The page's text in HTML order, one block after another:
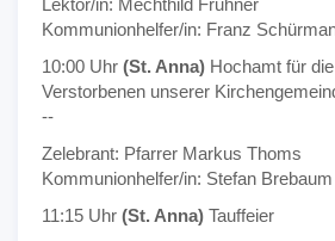
Kommunionhelfer/in: Franz
10:00 Uhr (St. Anna) Hochamt für
Verstorbenen unserer
--
Zelebrant: Pfarrer Markus Thoms
Kommunionhelfer/in: Stefan Brebaum
11:15 Uhr (St. Anna) Tauffeier